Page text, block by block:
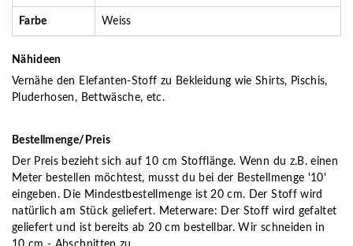
Farbe Weiss
Nähideen
Vernähe den Elefanten-Stoff zu Bekleidung wie Shirts, Pischis,
Pluderhosen, Bettwäsche, etc.
Bestellmenge/Preis
Der Preis bezieht sich auf 10 cm Stofflänge. Wenn du z.B. einen
Meter bestellen möchtest, musst du bei der Bestellmenge '10'
eingeben. Die Mindestbestellmenge ist 20 cm. Der Stoff wird
natürlich am Stück geliefert. Meterware: Der Stoff wird gefaltet
geliefert und ist bereits ab 20 cm bestellbar. Wir schneiden in